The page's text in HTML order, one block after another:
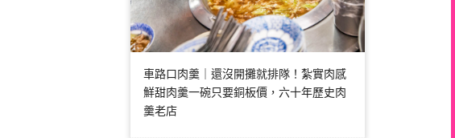
車路口肉羹｜還沒開攤就排隊！紮實肉感
鮮甜肉羹一碗只要銅板價，六十年歷史肉
羹老店